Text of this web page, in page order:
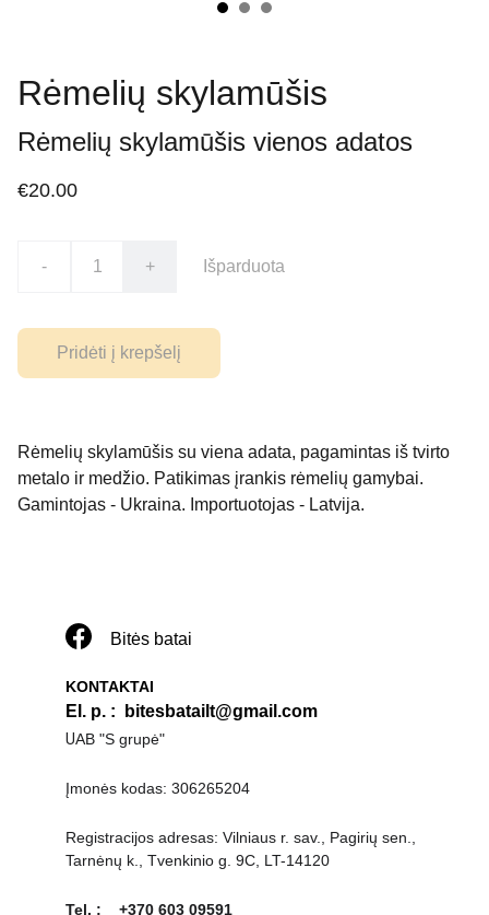
Rėmelių skylamūšis
Rėmelių skylamūšis vienos adatos
€20.00
- + Išparduota
Pridėti į krepšelį
Rėmelių skylamūšis su viena adata, pagamintas iš tvirto
metalo ir medžio. Patikimas įrankis rėmelių gamybai.
Gamintojas - Ukraina. Importuotojas - Latvija.
KONTAKTAI
El. p. : bitesbatailt@gmail.com
UAB "S grupė"
Įmonės kodas: 306265204
Registracijos adresas: Vilniaus r. sav., Pagirių sen.,
Tarnėnų k., Tvenkinio g. 9C, LT-14120
Tel. :    +370 603 09591
Bitės batai